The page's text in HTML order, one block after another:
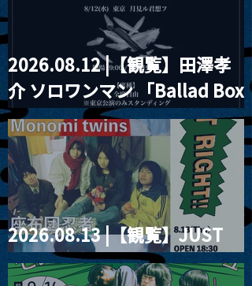
2026.08.12 |【観覧】田澤孝
介 ソロワンマン 「Ballad Box
2026」
2026.08.13 |【観覧】JUST
RIGHT!! vol.26